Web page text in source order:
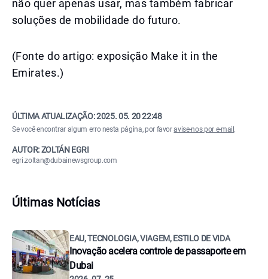
não quer apenas usar, mas também fabricar
soluções de mobilidade do futuro.
(Fonte do artigo: exposição Make it in the
Emirates.)
ÚLTIMA ATUALIZAÇÃO:2025. 05. 20 22:48
Se você encontrar algum erro nesta página, por favoravise-nos por e-mail .
AUTOR: ZOLTÁN EGRI
egri.zoltan@dubainewsgroup.com
Últimas Notícias
EAU, TECNOLOGIA, VIAGEM, ESTILO DE VIDA
Inovação acelera controle de passaporte em
Dubai